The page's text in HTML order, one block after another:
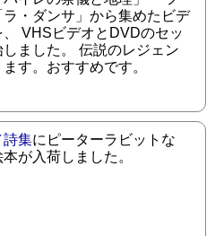
・ダンサ」から集めたビデ
VHSビデオとDVDのセッ
しました。 伝説のレジェン
す。おすすめです。
詩集にピーターラビットな
が入荷しました。